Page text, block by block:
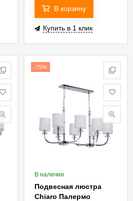
В корзину
Купить в 1 клик
-75%
В наличии
Подвесная люстра
Chiaro Палермо